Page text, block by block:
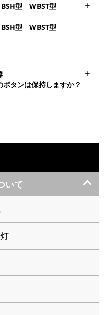
型 WBST型
型 WBST型
タンは保持しますか？
いて